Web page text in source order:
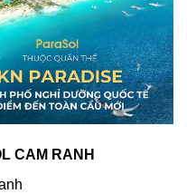
CAM RANH